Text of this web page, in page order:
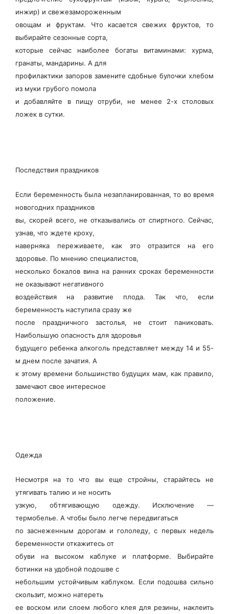
инжир) и свежезамороженным
овощам и фруктам. Что касается свежих фруктов, то
выбирайте сезонные сорта,
которые сейчас наиболее богаты витаминами: хурма,
гранаты, мандарины. А для
профилактики запоров замените сдобные булочки хлебом
из муки грубого помола
и добавляйте в пищу отруби, не менее 2-х столовых
ложек в сутки.
Последствия праздников
Если беременность была незапланированная, то во время
новогодних праздников
вы, скорей всего, не отказывались от спиртного. Сейчас,
узнав, что ждете кроху,
наверняка переживаете, как это отразится на его
здоровье. По мнению специалистов,
несколько бокалов вина на ранних сроках беременности
не оказывают негативного
воздействия на развитие плода. Так что, если
беременность наступила сразу же
после праздничного застолья, не стоит паниковать.
Наибольшую опасность для здоровья
будущего ребенка алкоголь представляет между 14 и 55-
м днем после зачатия. А
к этому времени большинство будущих мам, как правило,
замечают свое интересное
положение.
Одежда
Несмотря на то что вы еще стройны, старайтесь не
утягивать талию и не носить
узкую, обтягивающую одежду. Исключение —
термобелье. А чтобы было легче передвигаться
по заснеженным дорогам и гололеду, с первых недель
беременности откажитесь от
обуви на высоком каблуке и платформе. Выбирайте
ботинки на удобной подошве с
небольшим устойчивым каблуком. Если подошва сильно
скользит, можно натереть
ее воском или слоем любого клея для резины, наклеить